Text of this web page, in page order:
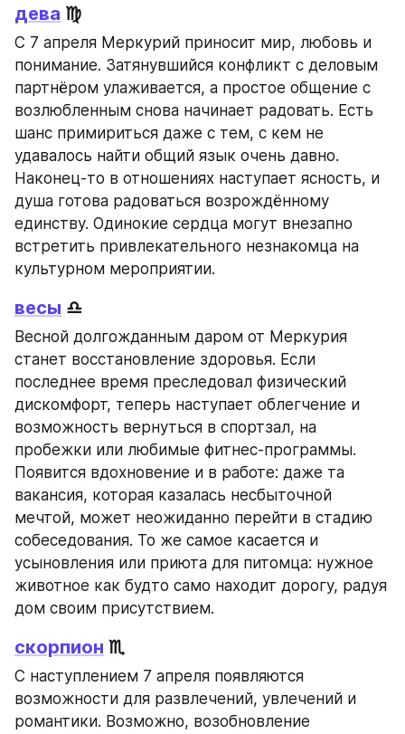
дева ♍
С 7 апреля Меркурий приносит мир, любовь и
понимание. Затянувшийся конфликт с деловым
партнёром улаживается, а простое общение с
возлюбленным снова начинает радовать. Есть
шанс примириться даже с тем, с кем не
удавалось найти общий язык очень давно.
Наконец-то в отношениях наступает ясность, и
душа готова радоваться возрождённому
единству. Одинокие сердца могут внезапно
встретить привлекательного незнакомца на
культурном мероприятии.
весы ♎
Весной долгожданным даром от Меркурия
станет восстановление здоровья. Если
последнее время преследовал физический
дискомфорт, теперь наступает облегчение и
возможность вернуться в спортзал, на
пробежки или любимые фитнес-программы.
Появится вдохновение и в работе: даже та
вакансия, которая казалась несбыточной
мечтой, может неожиданно перейти в стадию
собеседования. То же самое касается и
усыновления или приюта для питомца: нужное
животное как будто само находит дорогу, радуя
дом своим присутствием.
скорпион ♏
С наступлением 7 апреля появляются
возможности для развлечений, увлечений и
романтики. Возможно, возобновление